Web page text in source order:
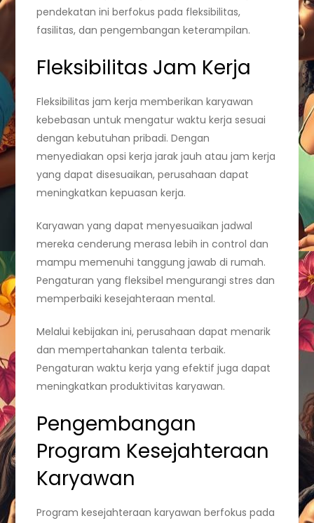
pendekatan ini berfokus pada fleksibilitas,
fasilitas, dan pengembangan keterampilan.
Fleksibilitas Jam Kerja
Fleksibilitas jam kerja memberikan karyawan
kebebasan untuk mengatur waktu kerja sesuai
dengan kebutuhan pribadi. Dengan
menyediakan opsi kerja jarak jauh atau jam kerja
yang dapat disesuaikan, perusahaan dapat
meningkatkan kepuasan kerja.
Karyawan yang dapat menyesuaikan jadwal
mereka cenderung merasa lebih in control dan
mampu memenuhi tanggung jawab di rumah.
Pengaturan yang fleksibel mengurangi stres dan
memperbaiki kesejahteraan mental.
Melalui kebijakan ini, perusahaan dapat menarik
dan mempertahankan talenta terbaik.
Pengaturan waktu kerja yang efektif juga dapat
meningkatkan produktivitas karyawan.
Pengembangan
Program Kesejahteraan
Karyawan
Program kesejahteraan karyawan berfokus pada